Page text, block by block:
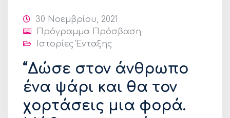
30 Νοεμβρίου, 2021
Πρόγραμμα Πρόσβαση
Ιστορίες Ένταξης
“Δώσε στον άνθρωπο
ένα ψάρι και θα τον
χορτάσεις μια φορά.